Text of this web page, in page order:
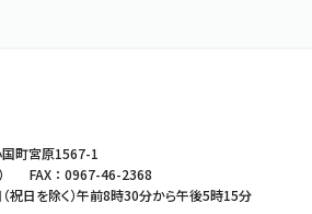
町宮原1567-1
FAX ： 0967-46-2368
祝日を除く）午前8時30分から午後5時15分